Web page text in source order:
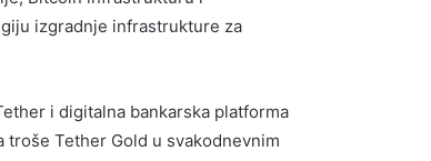
izgradnje infrastrukture za
i digitalna bankarska platforma
Tether Gold u svakodnevnim